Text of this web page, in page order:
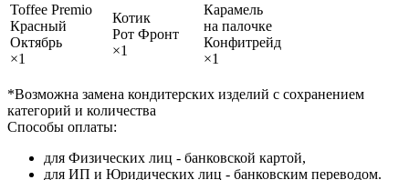
Toffee Premio
Красный
Октябрь
×1
Котик
Рот Фронт
×1
Карамель
на палочке
Конфитрейд
×1
*Возможна замена кондитерских изделий с сохранением
категорий и количества
Способы оплаты:
для Физических лиц - банковской картой,
для ИП и Юридических лиц - банковским переводом.